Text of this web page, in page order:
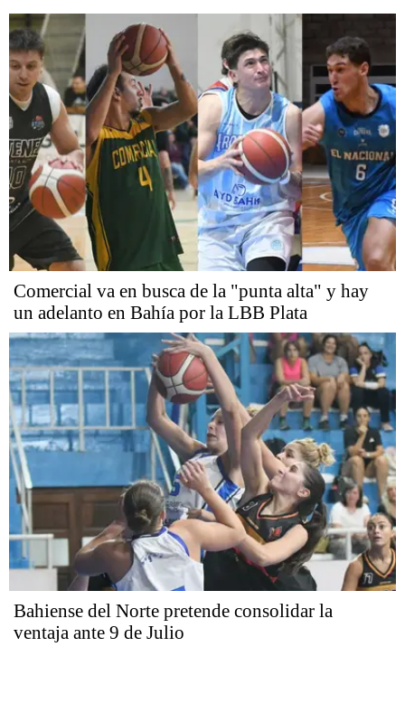
Comercial va en busca de la "punta alta" y hay
un adelanto en Bahía por la LBB Plata
Bahiense del Norte pretende consolidar la
ventaja ante 9 de Julio